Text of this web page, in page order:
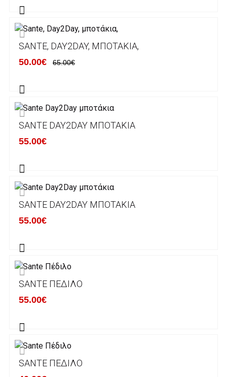
ΕΞΟΔΑ ΑΠΟΣΤΟΛΗΣ
ΕΛΛΑΔΑ
μεταφορικών 2€ για αγορές κάτω των 50€
Τα προϊόντα που παραγγέλνει ο χρήστης μέσω
του ηλεκτρονικού καταστήματος lablanca.gr
Χρόνος Διεκπεραίωσης Παραγγελιών:
ΠΟΛΙΤΙΚΗ ΕΠΙΣΤΡΟΦΩΝ
αντικατάστασή του με άλλο μέγεθος ή άλλο
προιόν.
SANTE, DAY2DAY, ΜΠΟΤΆΚΙΑ,
50.00€ 65.00€
SANTE DAY2DAY ΜΠΟΤΆΚΙΑ
55.00€
SANTE DAY2DAY ΜΠΟΤΆΚΙΑ
55.00€
SANTE ΠΈΔΙΛΟ
55.00€
SANTE ΠΈΔΙΛΟ